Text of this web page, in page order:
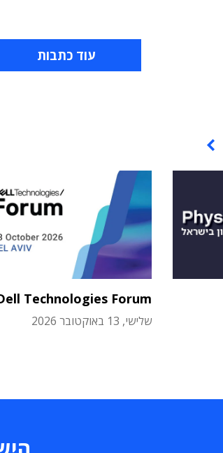
עוד כתבות
Technologies Forum
שלישי, 13 באוקטובר 2026